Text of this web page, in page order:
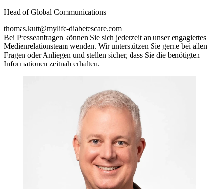
Head of Global Communications
thomas.kutt@mylife-diabetescare.com
Bei Presseanfragen können Sie sich jederzeit an unser engagiertes
Medienrelationsteam wenden. Wir unterstützen Sie gerne bei allen
Fragen oder Anliegen und stellen sicher, dass Sie die benötigten
Informationen zeitnah erhalten.